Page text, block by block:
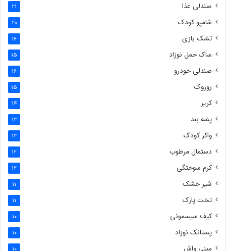
صندلی غذا 21
شامپو کودک 20
تشک بازی 16
ساک حمل نوزاد 15
صندلی خودرو 16
روروک 15
کریر 14
پشه بند 13
واکر کودک 13
دستمال مرطوب 12
کرم سوختگی 12
شیر خشک 11
تخت پارک 11
کیف سیسمونی 10
پستانک نوزاد 10
مینی واش 10